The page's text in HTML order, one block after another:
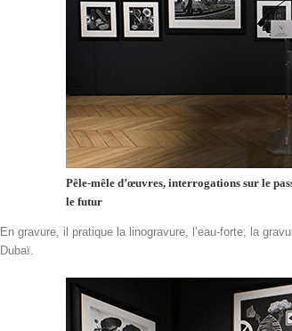
Pêle-mêle d’œuvres, interrogations sur le
le futur
En gravure, il pratique la linogravure, l’eau-forte, la
Dubaï.